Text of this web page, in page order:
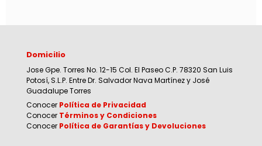
Domicilio
Jose Gpe. Torres No. 12-15 Col. El Paseo C.P. 78320 San Luis
Potosí, S.L.P. Entre Dr. Salvador Nava Martínez y José
Guadalupe Torres
Conocer Política de Privacidad
Conocer Términos y Condiciones
Conocer Política de Garantías y Devoluciones